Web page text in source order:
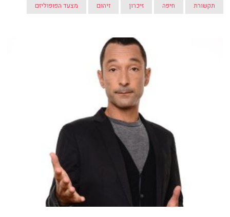
תקשורת חיפה זיכרון זיהום מצעד הפופוליזם